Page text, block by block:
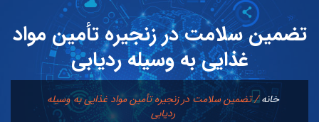
محتوا
تضمین سلامت در زنجیره تأمین مواد
غذایی به وسیله ردیابی
خانه/تضمین سلامت در زنجیره تأمین مواد غذایی به وسیله
ردیابی